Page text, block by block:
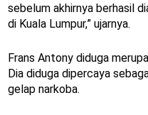
sebelum akhirnya berhasil
di Kuala Lumpur,” ujarnya.
Frans Antony diduga
Dia diduga dipercaya
gelap narkoba.